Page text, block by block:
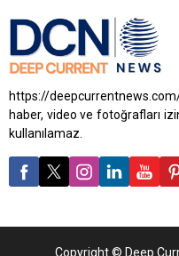
https://
haber, video ve fotoğrafları
kullanılamaz.
Copyright © Deep